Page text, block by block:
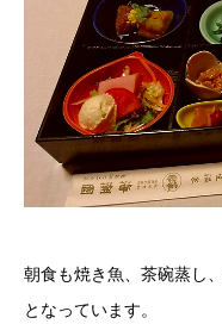
朝食も焼き魚、茶碗蒸し
となっています。